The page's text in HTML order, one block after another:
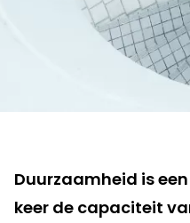
Duurzaamheid is
keer de capaciteit